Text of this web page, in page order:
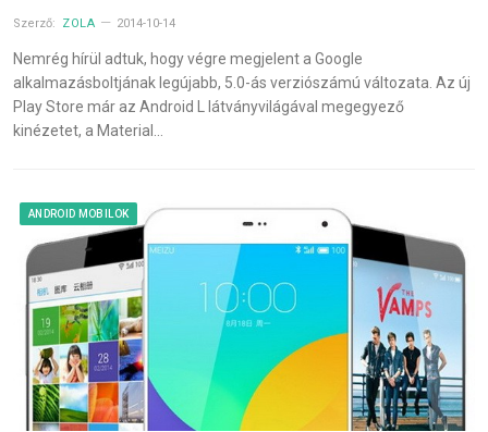
Szerző: ZOLA 2014-10-14
Nemrég hírül adtuk, hogy végre megjelent a Google
alkalmazásboltjának legújabb, 5.0-ás verziószámú változata. Az új
Play Store már az Android L látványvilágával megegyező
kinézetet, a Material…
ANDROID MOBILOK